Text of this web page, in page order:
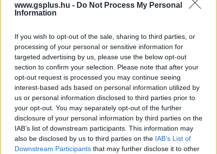
www.gsplus.hu - Do Not Process My Personal
Information
If you wish to opt-out of the sale, sharing to third parties, or
processing of your personal or sensitive information for
targeted advertising by us, please use the below opt-out
section to confirm your selection. Please note that after your
opt-out request is processed you may continue seeing
interest-based ads based on personal information utilized by
us or personal information disclosed to third parties prior to
your opt-out. You may separately opt-out of the further
disclosure of your personal information by third parties on the
IAB’s list of downstream participants. This information may
also be disclosed by us to third parties on the IAB’s List of
Downstream Participants that may further disclose it to other
Hozzászólások
Visszatért Gotham
legfontosabb bajusza az új
Batman-filmben
Csirke|2026 június 18. 08:40